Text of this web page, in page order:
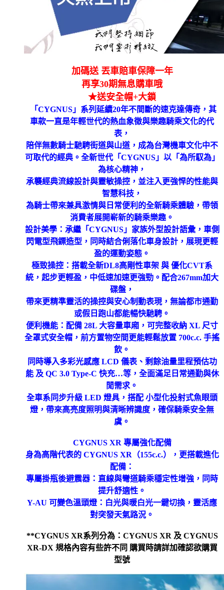
加碼送 丟車賠車保障一年
再享30期無息購車哦
★送安全帽+大鎖
「CYGNUS」系列延續20年不間斷的速克達傳奇，其
車款一直是年輕世代的熱血象徵與樂趣騎乘文化的代
表，
陪伴無數騎士馳騁街道與山道，成為台灣機車文化中不
可取代的經典。全新世代「CYGNUS」以「為所馭為」
為核心精神，
承襲經典流線設計與靈敏操控，並注入更強悍的性能與
智慧科技，
為騎士帶來兼具激情與日常便利的全新騎乘體驗，帶領
消費者展開嶄新的騎乘樂趣。
設計美學：承繼「CYGNUS」家族外型設計語彙，車側
閃電型飛鏢造型，同時結合俐落化車身設計，展現更輕
盈的運動姿態。
極致操控：搭載全新DL8高剛性車架 與 優化CVT系
統，起步更輕盈，中低速加速更強勁。配合267mm加大
碟盤，
帶來更精準靈活的操控與安心制動表現，無論都市通勤
或假日跑山都能暢快馳騁。
便利機能：配備 28L 大容量車廂，可完整收納 XL 尺寸
全罩式安全帽，前方置物空間更能輕鬆放置 700c.c. 手搖
飲。
同時導入多彩光感應 LCD 儀表、剩餘油量里程預估功
能 及 QC 3.0 Type-C 快充…等，全面滿足日常通勤與休
閒需求。
全車系同步升級 LED 燈具，搭配 小型化投射式魚眼頭
燈，帶來高亮度照明與清晰辨識度，確保騎乘安全無
虞。
CYGNUS XR 專屬強化配備
身為高階代表的 CYGNUS XR（155c.c.），更搭載進化
配備：
專屬掛瓶後避震器：直線與彎道騎乘穩定性增強，同時
提升舒適性。
Y-AU 可變色溫頭燈：白光與暖白光一鍵切換，靈活應
對突發天氣路況。
**CYGNUS XR系列分為：CYGNUS XR 及 CYGNUS
XR-DX 規格內容有些許不同 購買時請詳加確認欲購買
型號